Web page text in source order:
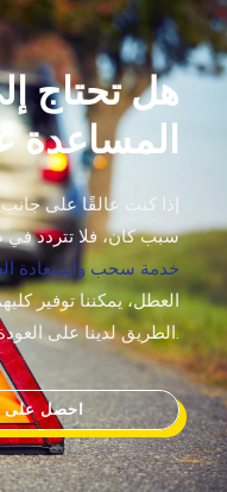
هل تحتاج
المساعدة
إذا كنت عالقًا على
سبب كان، فلا تتردد
خدمة سحب واستعادة
العطل، يمكننا توفير
الطريق لدينا على العودة إلى طريقك في أسرع وقت ممكن.
احصل